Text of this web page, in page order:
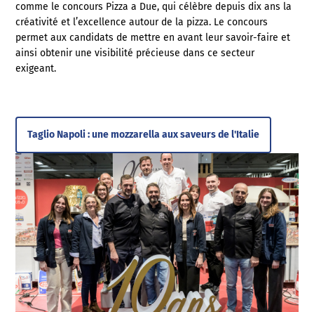
comme le concours Pizza a Due, qui célèbre depuis dix ans la
créativité et l’excellence autour de la pizza. Le concours
permet aux candidats de mettre en avant leur savoir-faire et
ainsi obtenir une visibilité précieuse dans ce secteur
exigeant.
Taglio Napoli : une mozzarella aux saveurs de l'Italie